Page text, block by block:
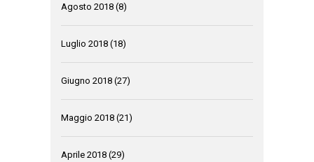
Agosto 2018 (8)
Luglio 2018 (18)
Giugno 2018 (27)
Maggio 2018 (21)
Aprile 2018 (29)